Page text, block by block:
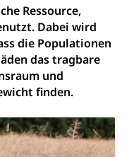
Ressource,
Dabei wird
die Populationen
das tragbare
und
finden.
Erbe,
Selektive
Kulturpreis,
und Bau, Schule